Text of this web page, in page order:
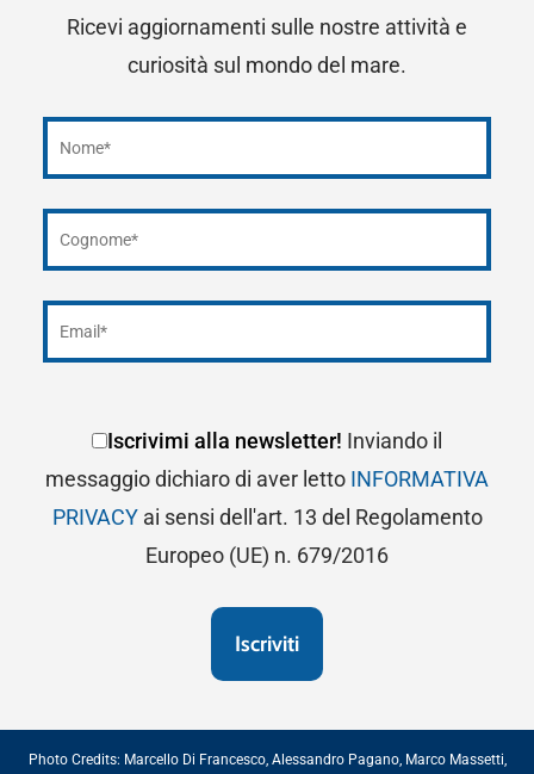
Ricevi aggiornamenti sulle nostre attività e
curiosità sul mondo del mare.
Iscrivimi alla newsletter! Inviando il
messaggio dichiaro di aver letto INFORMATIVA
PRIVACYai sensi dell'art. 13 del Regolamento
Europeo (UE) n. 679/2016
Photo Credits: Marcello Di Francesco, Alessandro Pagano, Marco Massetti,